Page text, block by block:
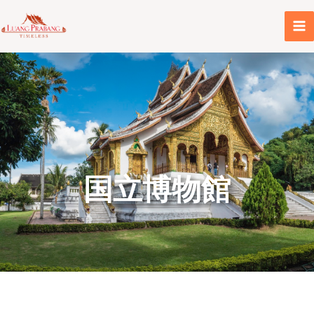
容
ス
キ
ッ
プ
国立博物館